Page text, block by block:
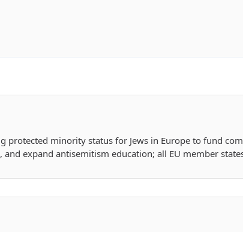
protected minority status for Jews in Europe to fund
, and expand antisemitism education; all EU member